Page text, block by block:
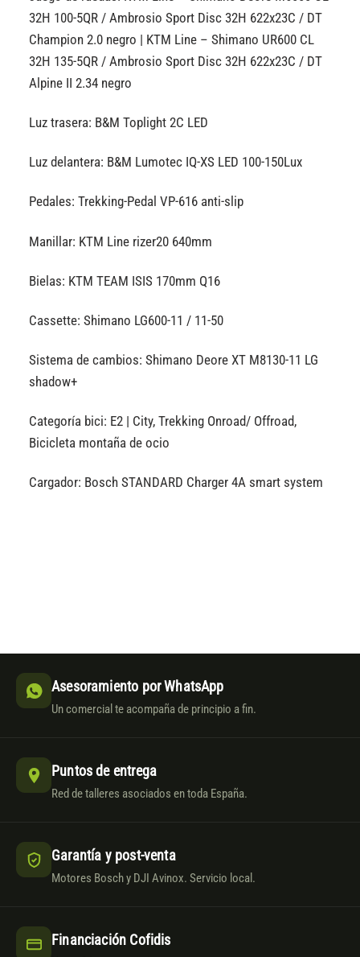
32H 100-5QR / Ambrosio Sport Disc 32H 622x23C / DT
Champion 2.0 negro | KTM Line – Shimano UR600 CL
32H 135-5QR / Ambrosio Sport Disc 32H 622x23C / DT
Alpine II 2.34 negro
Luz trasera: B&M Toplight 2C LED
Luz delantera: B&M Lumotec IQ-XS LED 100-150Lux
Pedales: Trekking-Pedal VP-616 anti-slip
Manillar: KTM Line rizer20 640mm
Bielas: KTM TEAM ISIS 170mm Q16
Cassette: Shimano LG600-11 / 11-50
Sistema de cambios: Shimano Deore XT M8130-11 LG
shadow+
Categoría bici: E2 | City, Trekking Onroad/ Offroad,
Bicicleta montaña de ocio
Cargador: Bosch STANDARD Charger 4A smart system
Asesoramiento por WhatsApp
Un comercial te acompaña de principio a fin.
Puntos de entrega
Red de talleres asociados en toda España.
Garantía y post-venta
Motores Bosch y DJI Avinox. Servicio local.
Financiación Cofidis